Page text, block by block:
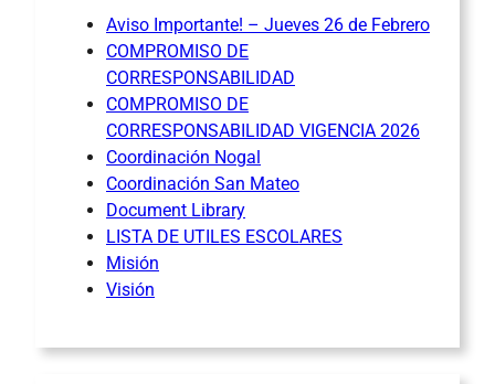
Aviso Importante! – Jueves 26 de Febrero
COMPROMISO DE
CORRESPONSABILIDAD
COMPROMISO DE
CORRESPONSABILIDAD VIGENCIA 2026
Coordinación Nogal
Coordinación San Mateo
Document Library
LISTA DE UTILES ESCOLARES
Misión
Visión